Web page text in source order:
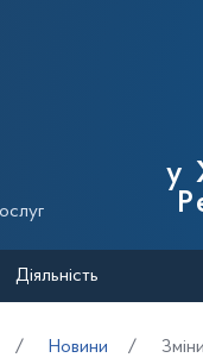
у
Діяльність
Новини